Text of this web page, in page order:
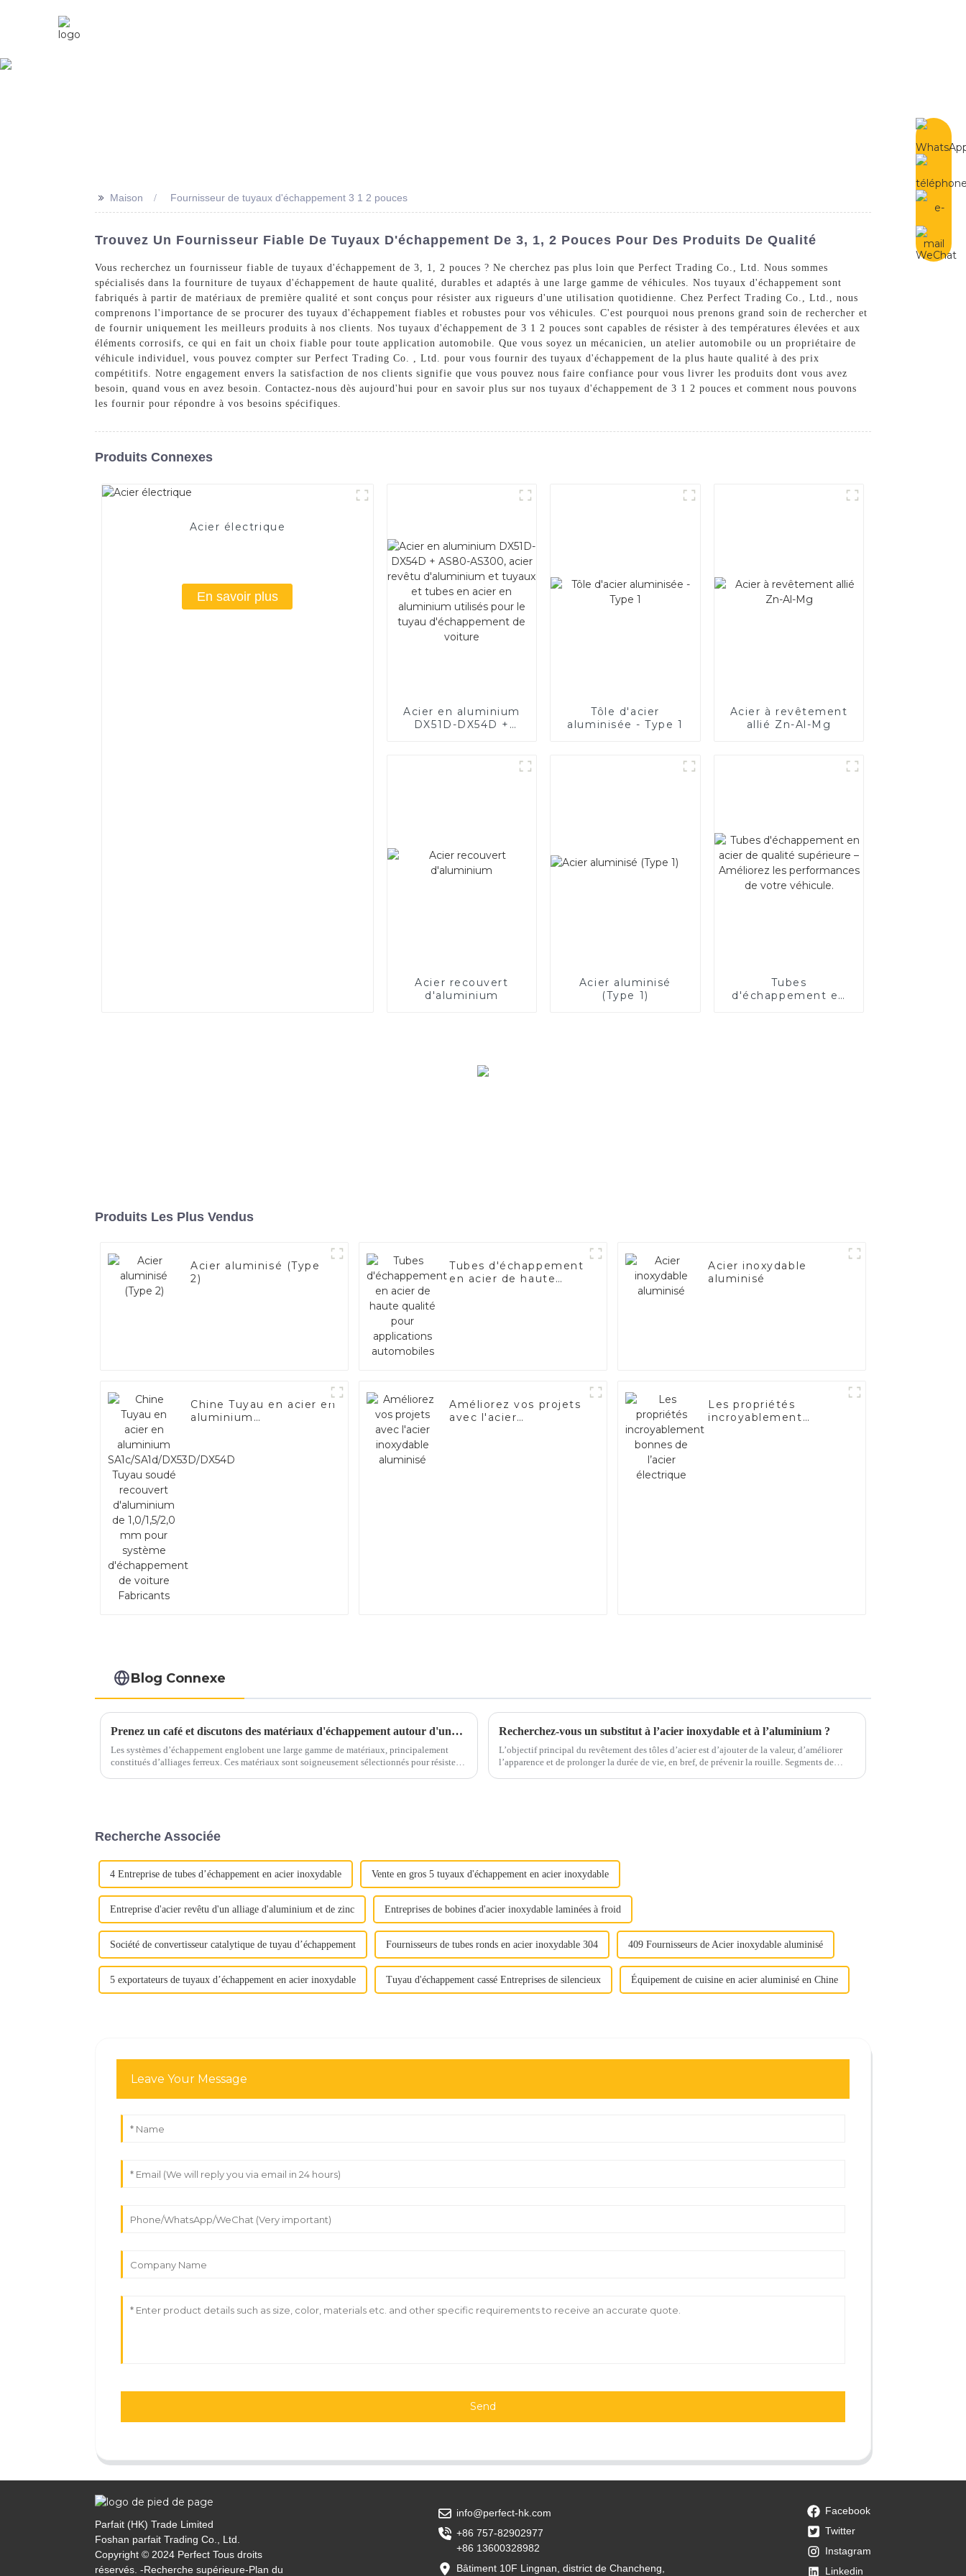
>> Maison Fournisseur de tuyaux d'échappement 3 1 2 pouces
Trouvez Un Fournisseur Fiable De Tuyaux D'échappement De 3, 1, 2 Pouces Pour Des Produits De Qualité
Vous recherchez un fournisseur fiable de tuyaux d'échappement de 3, 1, 2 pouces ? Ne cherchez pas plus loin que Perfect Trading Co., Ltd. Nous sommes
spécialisés dans la fourniture de tuyaux d'échappement de haute qualité, durables et adaptés à une large gamme de véhicules. Nos tuyaux d'échappement sont
fabriqués à partir de matériaux de première qualité et sont conçus pour résister aux rigueurs d'une utilisation quotidienne. Chez Perfect Trading Co., Ltd., nous
comprenons l'importance de se procurer des tuyaux d'échappement fiables et robustes pour vos véhicules. C'est pourquoi nous prenons grand soin de rechercher et
de fournir uniquement les meilleurs produits à nos clients. Nos tuyaux d'échappement de 3 1 2 pouces sont capables de résister à des températures élevées et aux
éléments corrosifs, ce qui en fait un choix fiable pour toute application automobile. Que vous soyez un mécanicien, un atelier automobile ou un propriétaire de
véhicule individuel, vous pouvez compter sur Perfect Trading Co. , Ltd. pour vous fournir des tuyaux d'échappement de la plus haute qualité à des prix
compétitifs. Notre engagement envers la satisfaction de nos clients signifie que vous pouvez nous faire confiance pour vous livrer les produits dont vous avez
besoin, quand vous en avez besoin. Contactez-nous dès aujourd'hui pour en savoir plus sur nos tuyaux d'échappement de 3 1 2 pouces et comment nous pouvons
les fournir pour répondre à vos besoins spécifiques.
Produits Connexes
Acier électrique
En savoir plus
Acier en aluminium
DX51D-DX54D +
Tôle d'acier
aluminisée - Type 1
Acier à revêtement
allié Zn-Al-Mg
Acier recouvert
d'aluminium
Acier aluminisé
(Type 1)
Tubes
d'échappement en
Produits Les Plus Vendus
Acier aluminisé (Type
2)
Tubes d'échappement
en acier de haute
Acier inoxydable
aluminisé
Chine Tuyau en acier en
aluminium
d'aluminium de
Améliorez vos projets
avec l'acier
Les propriétés
incroyablement
Blog Connexe
Prenez un café et discutons des matériaux d'échappement autour d'une tasse
Les systèmes d’échappement englobent une large gamme de matériaux, principalement
constitués d’alliages ferreux. Ces matériaux sont soigneusement sélectionnés pour résister
Recherchez-vous un substitut à l’acier inoxydable et à l’aluminium ?
L’objectif principal du revêtement des tôles d’acier est d’ajouter de la valeur, d’améliorer
l’apparence et de prolonger la durée de vie, en bref, de prévenir la rouille. Segments de
Recherche Associée
4 Entreprise de tubes d’échappement en acier inoxydable Vente en gros 5 tuyaux d'échappement en acier inoxydable
Entreprise d'acier revêtu d'un alliage d'aluminium et de zinc Entreprises de bobines d'acier inoxydable laminées à froid
Société de convertisseur catalytique de tuyau d’échappement Fournisseurs de tubes ronds en acier inoxydable 304 409 Fournisseurs de Acier inoxydable aluminisé
5 exportateurs de tuyaux d’échappement en acier inoxydable Tuyau d'échappement cassé Entreprises de silencieux Équipement de cuisine en acier aluminisé en Chine
Leave Your Message
Send
Parfait (HK) Trade Limited
Foshan parfait Trading Co., Ltd.
Copyright © 2024 Perfect Tous droits
réservés. -Recherche supérieure-Plan du
info@perfect-hk.com
+86 757-82902977
+86 13600328982
Bâtiment 10F Lingnan, district de Chancheng,
Facebook
Twitter
Instagram
Linkedin